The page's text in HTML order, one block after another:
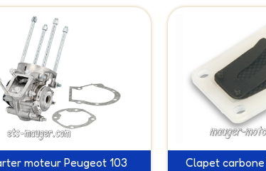
moteur Peugeot 103
Clapet carbone